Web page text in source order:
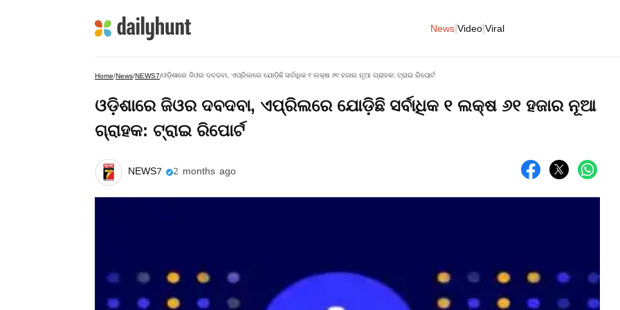
News Video Viral
Home/News/NEWS7/ଓଡ଼ିଶାରେ ଜିଓର ଦବଦବା, ଏପ୍ରିଲରେ ଯୋଡ଼ିଛି ସର୍ବାଧିକ ୧ ଲକ୍ଷ ୬୧ ହଜାର ନୂଆ ଗ୍ରାହକ: ଟ୍ରାଇ ରିପୋର୍ଟ
ଓଡ଼ିଶାରେ ଜିଓର ଦବଦବା, ଏପ୍ରିଲରେ ଯୋଡ଼ିଛି ସର୍ବାଧିକ ୧ ଲକ୍ଷ ୬୧ ହଜାର ନୂଆ
ଗ୍ରାହକ: ଟ୍ରାଇ ରିପୋର୍ଟ
NEWS7 2 months ago